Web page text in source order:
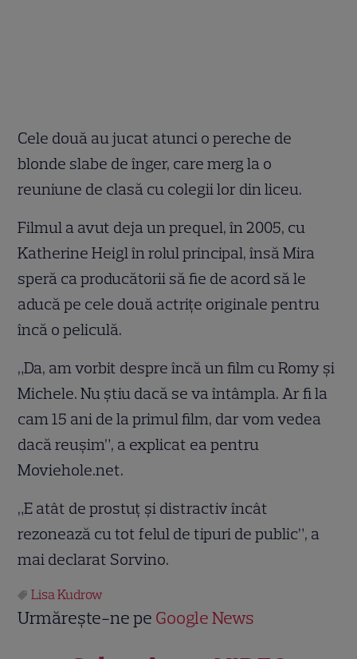
Cele două au jucat atunci o pereche de
blonde slabe de înger, care merg la o
reuniune de clasă cu colegii lor din liceu.
Filmul a avut deja un prequel, în 2005, cu
Katherine Heigl în rolul principal, însă Mira
speră ca producătorii să fie de acord să le
aducă pe cele două actriţe originale pentru
încă o peliculă.
„Da, am vorbit despre încă un film cu Romy şi
Michele. Nu ştiu dacă se va întâmpla. Ar fi la
cam 15 ani de la primul film, dar vom vedea
dacă reuşim”, a explicat ea pentru
Moviehole.net.
„E atât de prostuţ şi distractiv încât
rezonează cu tot felul de tipuri de public”, a
mai declarat Sorvino.
Lisa Kudrow
Urmărește-ne pe Google News